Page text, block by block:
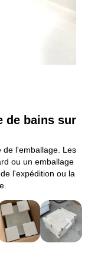
de bains sur
de l'emballage. Les
ou un emballage
l'expédition ou la